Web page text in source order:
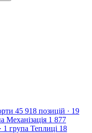
45 918 позицій · 19
Механізація 1 877
1 група Теплиці 18